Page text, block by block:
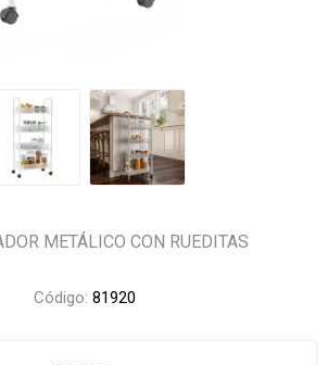
METÁLICO CON RUEDITAS
Código: 81920